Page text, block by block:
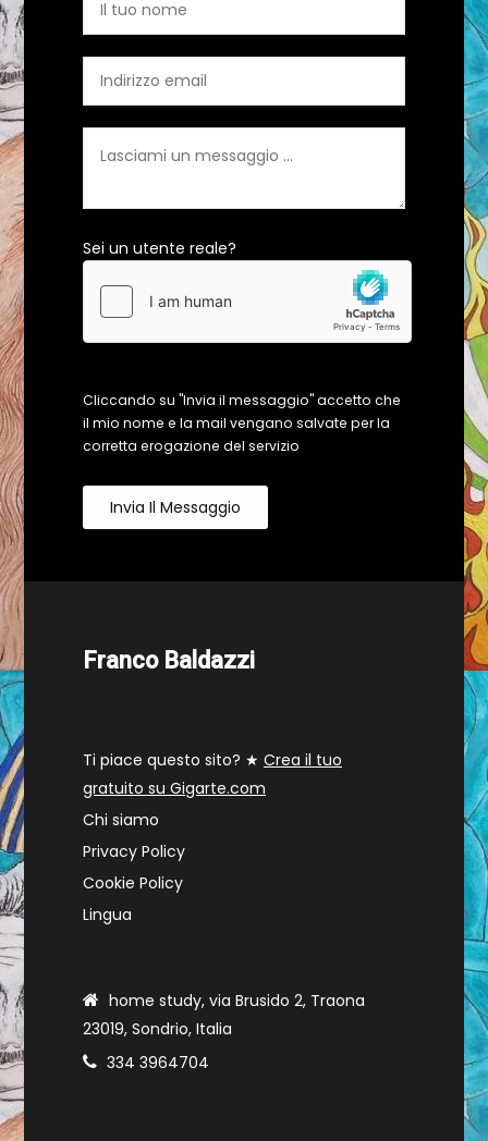
Sei un utente reale?
Cliccando su "Invia il messaggio" accetto che
il mio nome e la mail vengano salvate per la
corretta erogazione del servizio
Invia Il Messaggio
Franco Baldazzi
Ti piace questo sito? ★ Crea il tuo
gratuito su Gigarte.com
Chi siamo
Privacy Policy
Cookie Policy
Lingua
home study, via Brusido 2, Traona
23019, Sondrio, Italia
334 3964704